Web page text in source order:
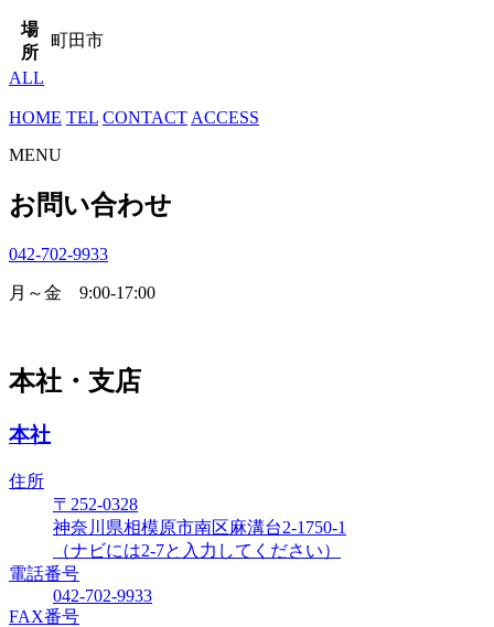
場
所
町田市
ALL
HOME TEL CONTACT ACCESS
MENU
お問い合わせ
042-702-9933
月～金 9:00-17:00
本社・支店
本社
住所
〒252-0328
神奈川県相模原市南区麻溝台2-1750-1
（ナビには2-7と入力してください）
電話番号
042-702-9933
FAX番号